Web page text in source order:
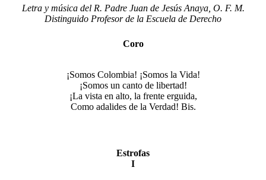
Letra y música del R. Padre Juan de Jesús Anaya, O. F. M.
Distinguido Profesor de la Escuela de Derecho
Coro
¡Somos Colombia! ¡Somos la Vida!
¡Somos un canto de libertad!
¡La vista en alto, la frente erguida,
Como adalides de la Verdad! Bis.
Estrofas
I